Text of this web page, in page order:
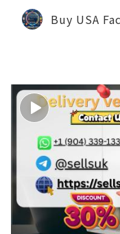
Buy USA